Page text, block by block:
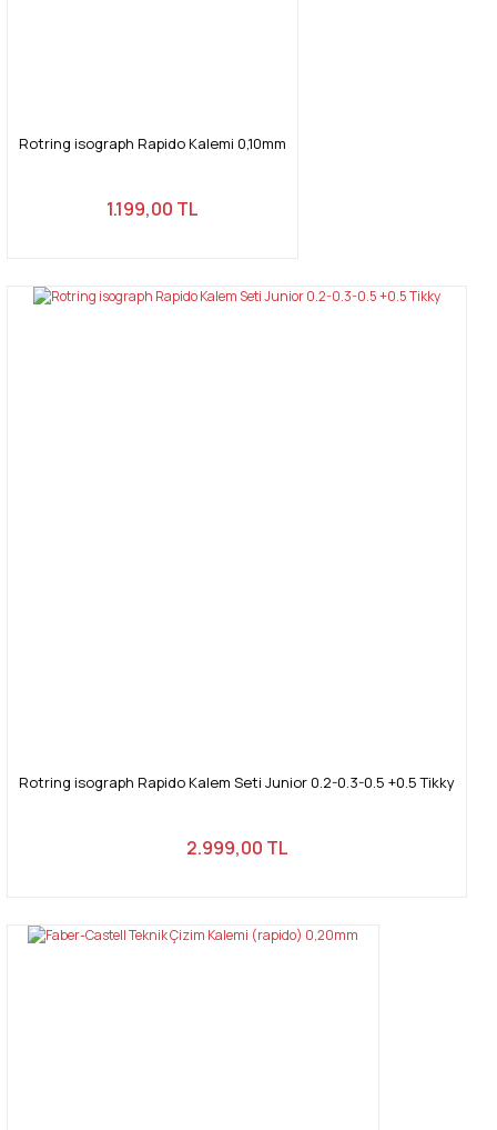
Rotring isograph Rapido Kalemi 0,10mm
1.199,00 TL
Rotring isograph Rapido Kalem Seti Junior 0.2-0.3-0.5 +0.5 Tikky
2.999,00 TL